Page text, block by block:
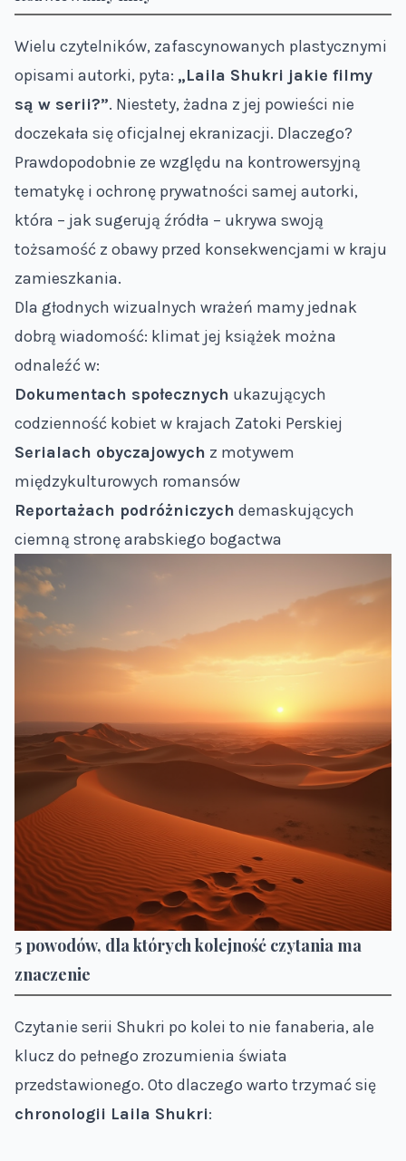
Wielu czytelników, zafascynowanych plastycznymi
opisami autorki, pyta: „Laila Shukri jakie filmy
są w serii?”. Niestety, żadna z jej powieści nie
doczekała się oficjalnej ekranizacji. Dlaczego?
Prawdopodobnie ze względu na kontrowersyjną
tematykę i ochronę prywatności samej autorki,
która – jak sugerują źródła – ukrywa swoją
tożsamość z obawy przed konsekwencjami w kraju
zamieszkania.
Dla głodnych wizualnych wrażeń mamy jednak
dobrą wiadomość: klimat jej książek można
odnaleźć w:
Dokumentach społecznych ukazujących
codzienność kobiet w krajach Zatoki Perskiej
Serialach obyczajowych z motywem
międzykulturowych romansów
Reportażach podróżniczych demaskujących
ciemną stronę arabskiego bogactwa
5 powodów, dla których kolejność czytania ma
znaczenie
Czytanie serii Shukri po kolei to nie fanaberia, ale
klucz do pełnego zrozumienia świata
przedstawionego. Oto dlaczego warto trzymać się
chronologii Laila Shukri: